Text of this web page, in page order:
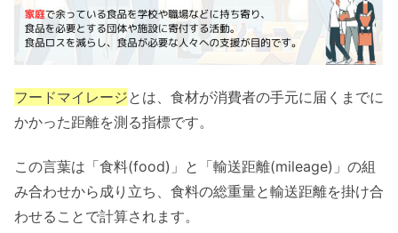
フードマイレージとは、食材が消費者の手元に届くまでに
かかった距離を測る指標です。
この言葉は「食料(food)」と「輸送距離(mileage)」の組
み合わせから成り立ち、食料の総重量と輸送距離を掛け合
わせることで計算されます。